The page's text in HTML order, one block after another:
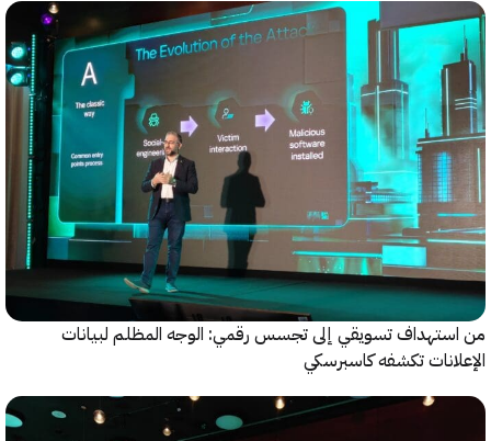
تسويقي إلى تجسس رقمي: الوجه المظلم لبيانات
تكشفه كاسبرسكي